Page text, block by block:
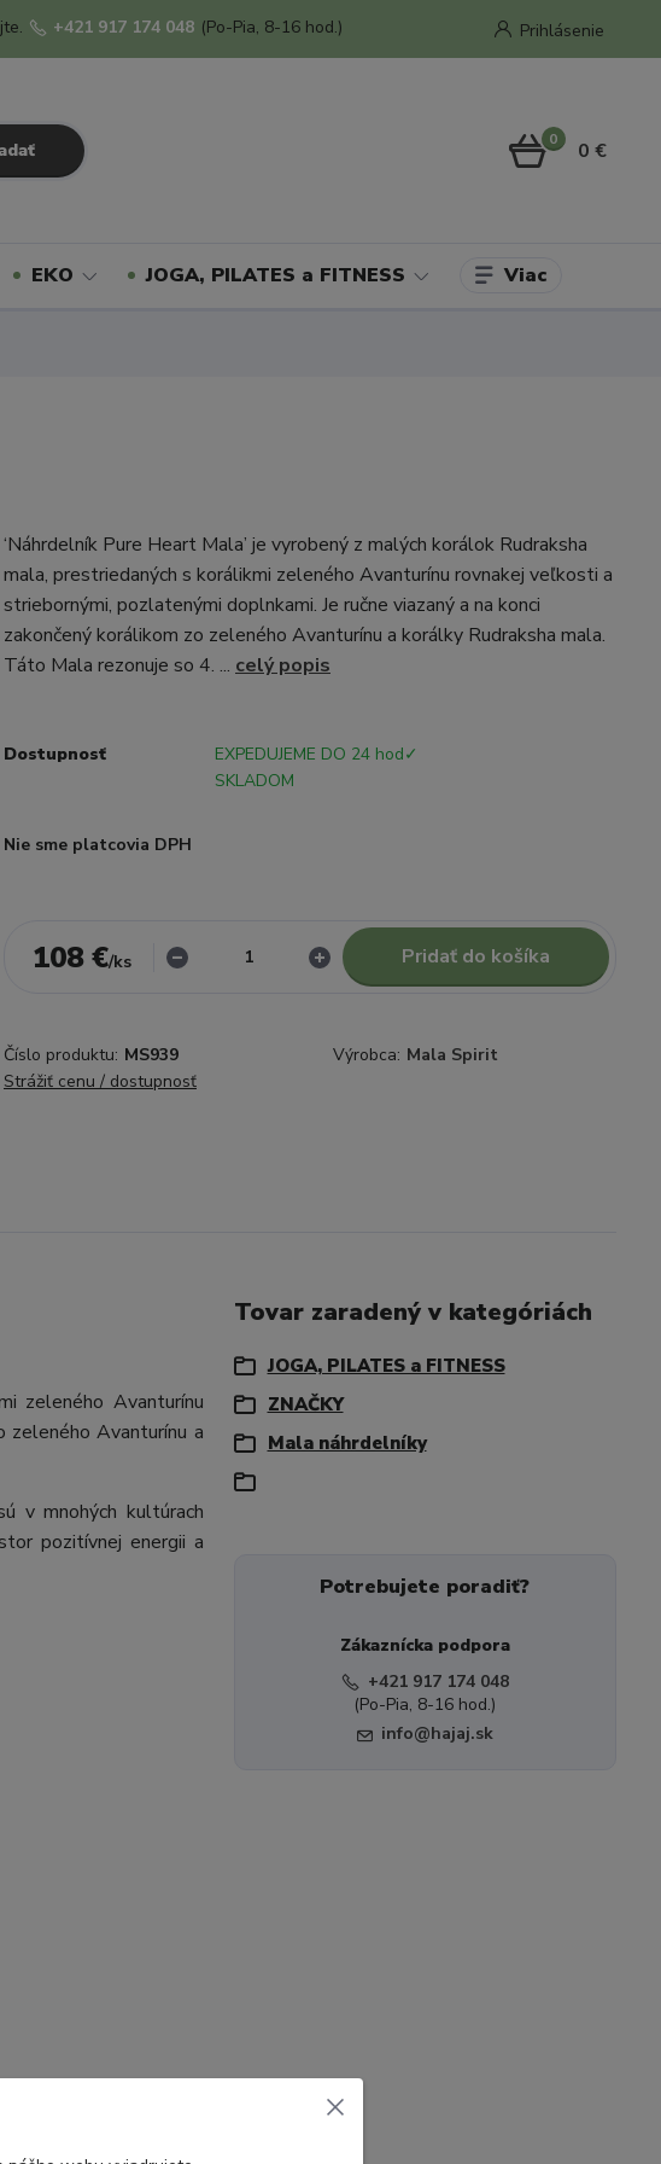
Prihlásenie
+421 917 174 048 (Po-Pia, 8-16 hod.)
0 0 €
EKO JOGA, PILATES a FITNESS Viac
‘Náhrdelník Pure Heart Mala’ je vyrobený z malých korálok Rudraksha
mala, prestriedaných s korálikmi zeleného Avanturínu rovnakej veľkosti a
striebornými, pozlatenými doplnkami. Je ručne viazaný a na konci
zakončený korálikom zo zeleného Avanturínu a korálky Rudraksha mala.
Táto Mala rezonuje so 4. ... celý popis
Dostupnosť
EXPEDUJEME DO 24 hod✓
SKLADOM
Nie sme platcovia DPH
108 €/ks Pridať do košíka
Číslo produktu: MS939 Výrobca: Mala Spirit
Strážiť cenu / dostupnosť
zeleného Avanturínu
zeleného Avanturínu a
v mnohých kultúrach
pozitívnej energii a
Tovar zaradený v kategóriách
JOGA, PILATES a FITNESS
ZNAČKY
Mala náhrdelníky
Potrebujete poradiť?
Zákaznícka podpora
+421 917 174 048
(Po-Pia, 8-16 hod.)
info@hajaj.sk